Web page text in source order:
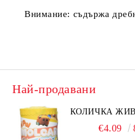
Внимание: съдържа
Най-продавани
КОЛИЧКА
€4.09